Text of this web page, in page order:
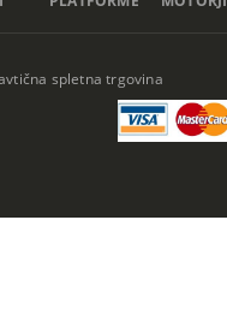
spletna trgovina